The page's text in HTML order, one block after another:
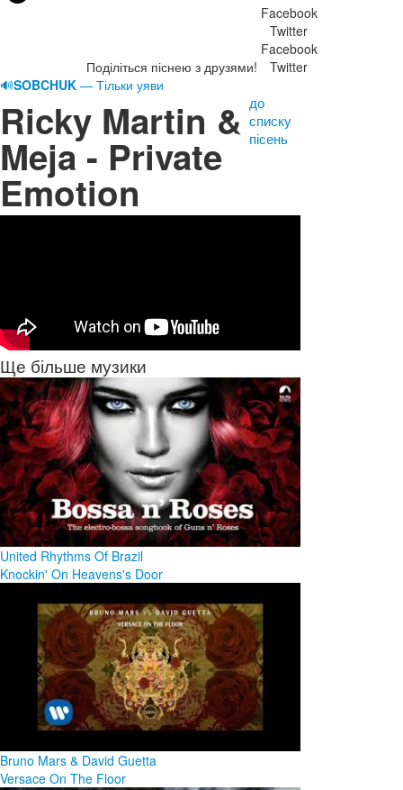
Поділіться піснею з друзями!
Facebook
Twitter
Facebook
Twitter
🔊SOBCHUK — Тільки уяви
Ricky Martin &
Meja - Private
Emotion
до
списку
пісень
Ще більше музики
United Rhythms Of Brazil
Knockin' On Heavens's Door
Bruno Mars & David Guetta
Versace On The Floor